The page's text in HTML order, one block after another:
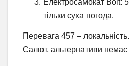
Електросамокат Bolt:
тільки суха погода.
Перевага 457 –
Салют, альтернативи